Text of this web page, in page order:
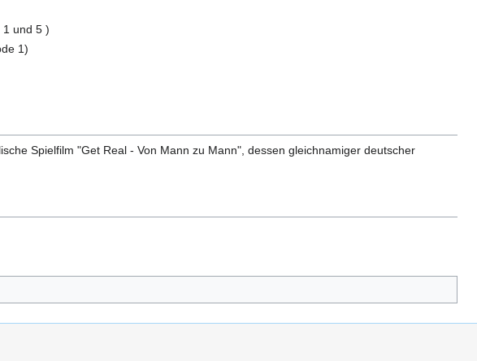
1 und 5 )
1)
Spielfilm "Get Real - Von Mann zu Mann", dessen gleichnamiger deutscher